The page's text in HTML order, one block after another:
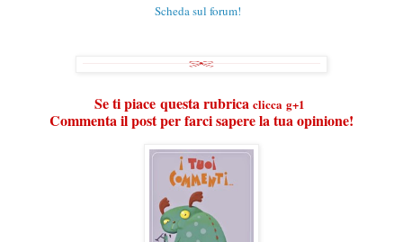
Scheda sul forum!
Se ti piace questa rubrica clicca g+1
Commenta il post per farci sapere la tua opinione!